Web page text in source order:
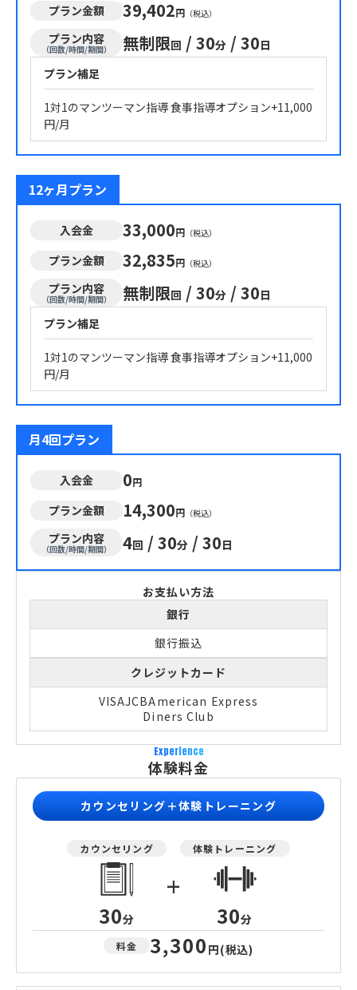
プラン金額 39,402円 （税込）
プラン内容
（回数/時間/期間） 無制限回 / 30分 / 30日
プラン補足
1対1のマンツーマン指導 食事指導オプション+11,000
円/月
12ヶ月プラン
入会金 33,000円 （税込）
プラン金額 32,835円 （税込）
プラン内容
（回数/時間/期間） 無制限回 / 30分 / 30日
プラン補足
1対1のマンツーマン指導 食事指導オプション+11,000
円/月
月4回プラン
入会金 0円
プラン金額 14,300円 （税込）
プラン内容
（回数/時間/期間） 4回 / 30分 / 30日
お支払い方法
銀行
銀行振込
クレジットカード
VISAJCBAmerican Express
Diners Club
Experience
体験料金
カウンセリング＋体験トレーニング
カウンセリング
30分
+
体験トレーニング
30分
料金 3,300 円(税込)